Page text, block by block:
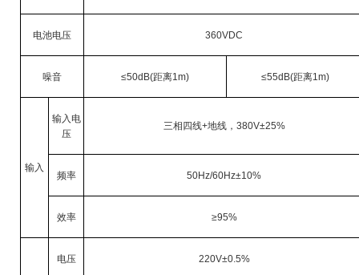
电池电压 360VDC
噪音 ≤50dB(距离1m) ≤55dB(距离1m)
输入
输入电
压
三相四线+地线， 380V±25%
频率 50Hz/60Hz±10%
效率 ≥95%
电压 220V±0.5%